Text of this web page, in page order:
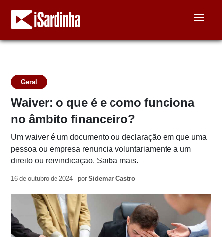
Geral
Waiver: o que é e como funciona
no âmbito financeiro?
Um waiver é um documento ou declaração em que uma
pessoa ou empresa renuncia voluntariamente a um
direito ou reivindicação. Saiba mais.
16 de outubro de 2024 - porSidemar Castro